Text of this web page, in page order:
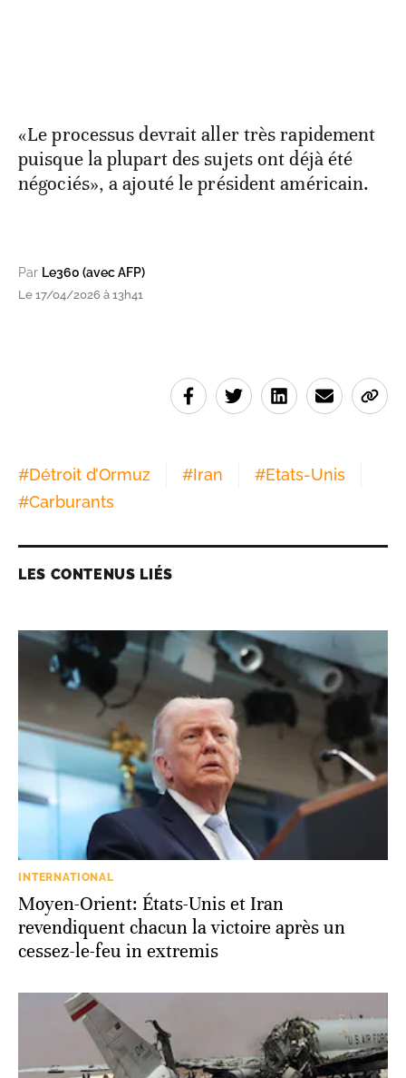
«Le processus devrait aller très rapidement
puisque la plupart des sujets ont déjà été
négociés», a ajouté le président américain.
Par Le360 (avec AFP)
Le 17/04/2026 à 13h41
#Détroit d’Ormuz #Iran #Etats-Unis
#Carburants
LES CONTENUS LIÉS
INTERNATIONAL
Moyen-Orient: États-Unis et Iran
revendiquent chacun la victoire après un
cessez-le-feu in extremis